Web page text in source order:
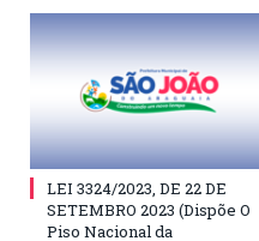
LEI 3324/2023, DE 22 DE
SETEMBRO 2023 (Dispõe O
Piso Nacional da